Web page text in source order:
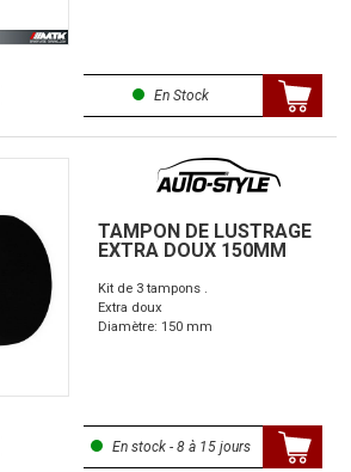
En Stock
TAMPON DE LUSTRAGE
EXTRA DOUX 150MM
Kit de 3 tampons .
Extra doux
Diamètre: 150 mm
En stock - 8 à 15 jours